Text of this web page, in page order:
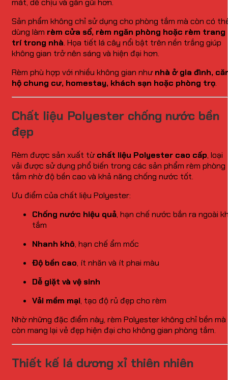
mát, dễ chịu và gần gũi hơn.
Sản phẩm không chỉ sử dụng cho phòng tắm mà còn có
dùng làm rèm cửa sổ, rèm ngăn phòng hoặc rèm trang
trí trong nhà. Họa tiết lá cây nổi bật trên nền trắng giúp
không gian trở nên sáng và hiện đại hơn.
Rèm phù hợp với nhiều không gian nhưnhà ở gia đình,
hộ chung cư, homestay, khách sạn hoặc phòng trọ.
Chất liệu Polyester chống nước bền
đẹp
Rèm được sản xuất từchất liệu Polyester cao cấp, loại
vải được sử dụng phổ biến trong các sản phẩm rèm phòng
tắm nhờ độ bền cao và khả năng chống nước tốt.
Ưu điểm của chất liệu Polyester:
Chống nước hiệu quả, hạn chế nước bắn ra ngoài
tắm
Nhanh khô, hạn chế ẩm mốc
Độ bền cao, ít nhăn và ít phai màu
Dễ giặt và vệ sinh
Vải mềm mại, tạo độ rủ đẹp cho rèm
Nhờ những đặc điểm này, rèm Polyester không chỉ bền mà
còn mang lại vẻ đẹp hiện đại cho không gian phòng tắm.
Thiết kế lá dương xỉ thiên nhiên